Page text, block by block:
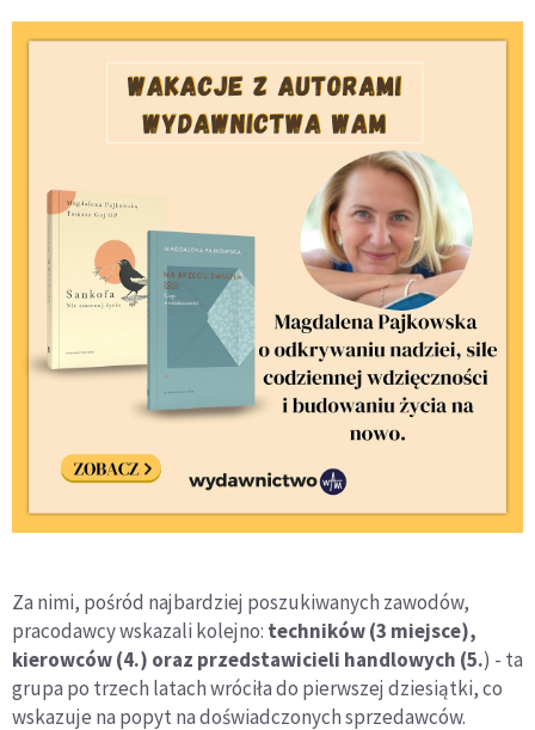
Za nimi, pośród najbardziej poszukiwanych zawodów,
pracodawcy wskazali kolejno: techników (3 miejsce),
kierowców (4.) oraz przedstawicieli handlowych (5.) - ta
grupa po trzech latach wróciła do pierwszej dziesiątki, co
wskazuje na popyt na doświadczonych sprzedawców.